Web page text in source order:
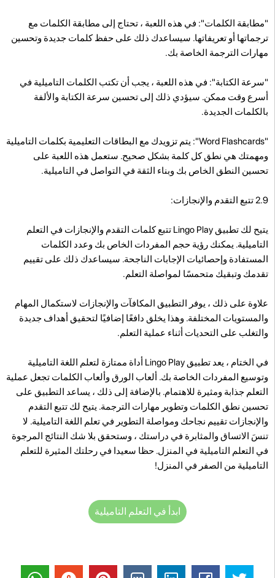
"مطابقة الكلمات": في هذه اللعبة ، تحتاج إلى مطابقة الكلمات مع
ترجماتها أو تعريفاتها. سيساعدك ذلك على حفظ كلمات جديدة وتحسين
مهارات الترجمة الخاصة بك.
"سرعة الكتابة": في هذه اللعبة ، يجب أن تكتب الكلمات التاميلية في
أسرع وقت ممكن. سيؤدي ذلك إلى تحسين سرعة الكتابة والألفة
بالكلمات الجديدة.
"Word Flashcards": يتم تزويدك مع البطاقات التعليمية بكلمات التاميلية
ومهمتك هي نطق كل كلمة بشكل صحيح. ستعمل هذه اللعبة على
تحسين النطق الخاص بك وبناء الثقة في التواصل في التاميلية.
2.9 تتبع التقدم والإنجازات:
يتيح لك تطبيق Lingo Play تتبع كلمات التقدم والإنجازات في التعلم
التاميلية. يمكنك رؤية حجم المفردات الخاص بك وعدد الكلمات
المستفادة وإحصائيات الإجابات الناجحة. سيساعدك ذلك على تقييم
تقدمك وتبقيك متحمسًا لمواصلة التعلم.
علاوة على ذلك ، يوفر التطبيق المكافآت والإنجازات لاستكمال المهام
والمستويات المختلفة. وهذا يخلق دافعًا إضافيًا لتحقيق أهداف جديدة
والتغلب على التحديات أثناء عملية التعلم.
في الختام ، يعد تطبيق Lingo Play أداة ممتازة لتعلم اللغة التاميلية
وتوسيع المفردات الخاصة بك. ألعاب الورق وألعاب الكلمات تجعل عملية
التعلم جذابة ومثيرة للاهتمام. بالإضافة إلى ذلك ، يساعد التطبيق على
تحسين نطق الكلمات وتطوير مهارات الترجمة. يتيح لك تتبع التقدم
والإنجازات تقييم نجاحك ومواصلة التطوير في تعلم اللغة التاميلية. لا
تنسَ الاتساق والمثابرة في دراستك ، وستحقق بلا شك النتائج المرجوة
في التعلم التاميلية في المنزل. حظا سعيدا في رحلتك المثيرة للتعلم
التاميلية من الصفر في المنزل!
ابدأ في التعلم التاميلية